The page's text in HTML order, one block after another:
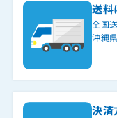
送料
全国
沖縄
決済